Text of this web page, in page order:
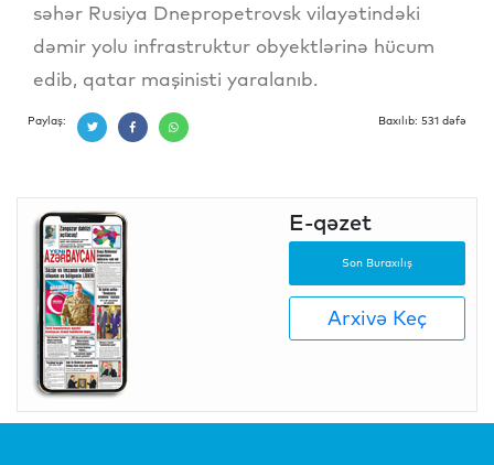
səhər Rusiya Dnepropetrovsk vilayətindəki
dəmir yolu infrastruktur obyektlərinə hücum
edib, qatar maşinisti yaralanıb.
Paylaş: Baxılıb: 531 dəfə
E-qəzet
Son Buraxılış
Arxivə Keç